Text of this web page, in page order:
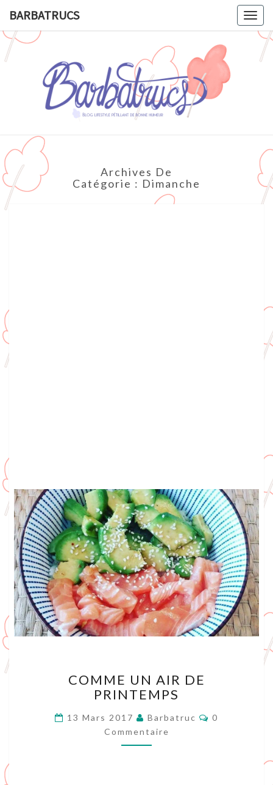
BARBATRUCS
Blog
Lifestyle
Pétillant
De
Archives De
Catégorie : Dimanche
UN
AIR
PRINTEMPS
COMME UN AIR DE
PRINTEMPS
13 Mars 2017 Barbatruc
0
Commentaire